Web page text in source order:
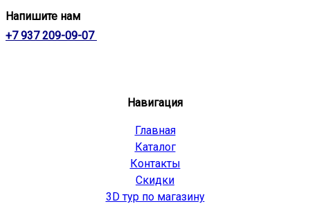
Напишите нам
+7 937 209-09-07
Навигация
Главная
Каталог
Контакты
Скидки
3D тур по магазину